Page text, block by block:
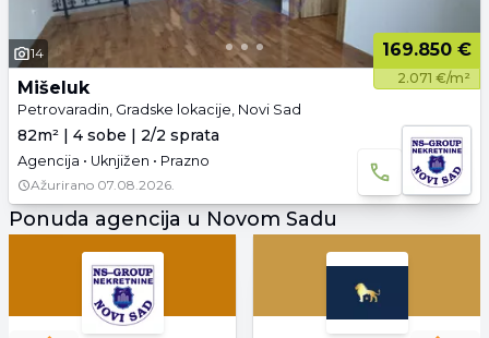
14 169.850 €
2.071 €/m²
Mišeluk
Petrovaradin, Gradske lokacije, Novi Sad
82m² | 4 sobe | 2/2 sprata
Agencija • Uknjižen • Prazno
Ažurirano 07.08.2026.
Ponuda agencija u Novom Sadu